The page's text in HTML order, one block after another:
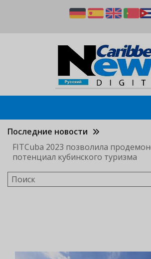
Последние новости
FITCuba 2023 позволила
потенциал кубинского туризма
Поиск